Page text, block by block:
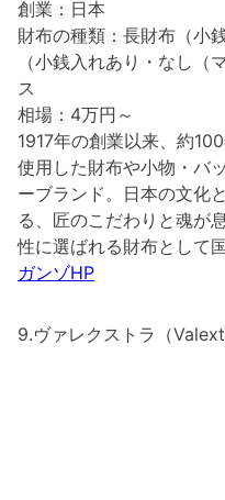
創業：日本
財布の種類：長財布（小
（小銭入れあり・なし（
ス
相場：4万円～
1917年の創業以来、約
使用した財布や小物・バ
ーブランド。日本の文化
る、匠のこだわりと魂が
性に選ばれる財布として
ガンゾHP
9.ヴァレクストラ（